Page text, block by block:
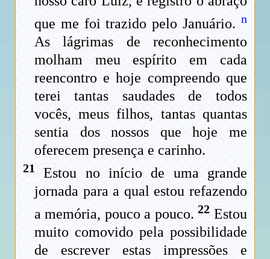
que me foi trazido pelo Januário. n
As lágrimas de reconhecimento
molham meu espírito em cada
reencontro e hoje compreendo que
terei tantas saudades de todos
vocês, meus filhos, tantas quantas
sentia dos nossos que hoje me
oferecem presença e carinho.
21
Estou no início de uma grande
jornada para a qual estou refazendo
a memória, pouco a pouco.22 Estou
muito comovido pela possibilidade
de escrever estas impressões e